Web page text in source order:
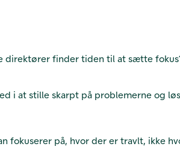
direktører finder tiden til at sætte
i at stille skarpt på problemerne og
fokuserer på, hvor der er travlt, ikke